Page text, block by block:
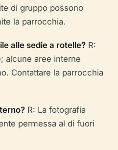
di gruppo possono
la parrocchia.
alle sedie a rotelle? R:
alcune aree interne
Contattare la parrocchia
R: La fotografia
permessa al di fuori